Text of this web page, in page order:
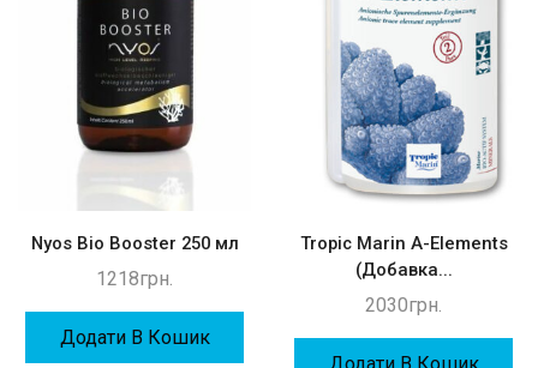
Nyos Bio Booster 250 мл
1218грн.
Додати В Кошик
Tropic Marin A-Elements
(Добавка...
2030грн.
Додати В Кошик